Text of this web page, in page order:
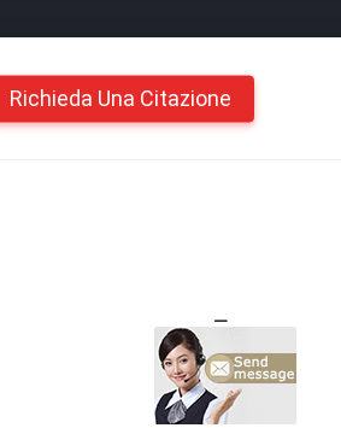
Richieda Una Citazione